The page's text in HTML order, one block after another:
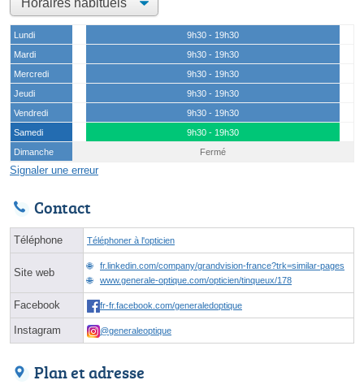
Lundi
9h30 - 19h30
Mardi
9h30 - 19h30
Mercredi
9h30 - 19h30
Jeudi
9h30 - 19h30
Vendredi
9h30 - 19h30
Samedi
9h30 - 19h30
Dimanche
Fermé
Signaler une erreur
Contact
Téléphone Téléphoner à l'opticien
Site web
fr.linkedin.com/company/grandvision-france?trk=similar-pages
www.generale-optique.com/opticien/tinqueux/178
Facebook fr-fr.facebook.com/generaledoptique
Instagram @generaleoptique
Plan et adresse